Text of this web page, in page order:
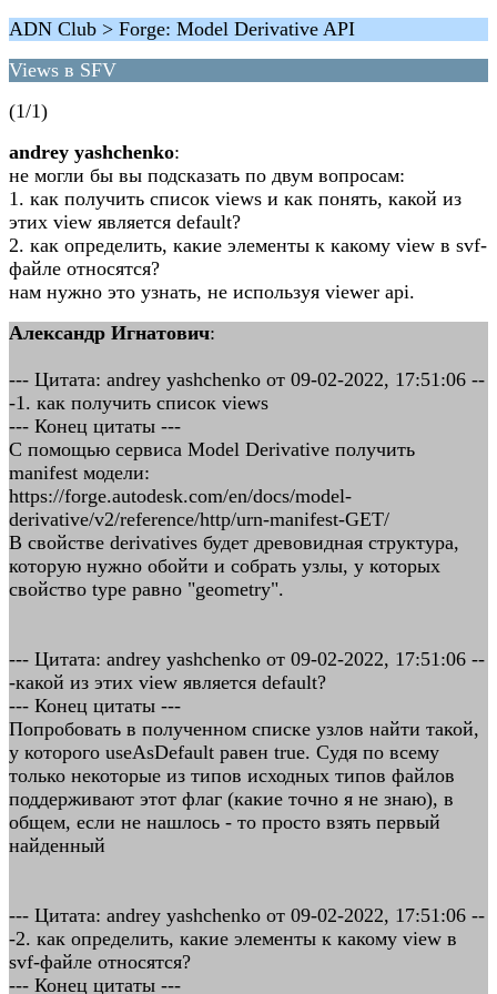
ADN Club > Forge: Model Derivative API
Views в SFV
(1/1)
andrey yashchenko:
не могли бы вы подсказать по двум вопросам:
1. как получить список views и как понять, какой из
этих view является default?
2. как определить, какие элементы к какому view в svf-
файле относятся?
нам нужно это узнать, не используя viewer api.
Александр Игнатович:
--- Цитата: andrey yashchenko от 09-02-2022, 17:51:06 --
-1. как получить список views
--- Конец цитаты ---
С помощью сервиса Model Derivative получить
manifest модели:
https://forge.autodesk.com/en/docs/model-
derivative/v2/reference/http/urn-manifest-GET/
В свойстве derivatives будет древовидная структура,
которую нужно обойти и собрать узлы, у которых
свойство type равно "geometry".
--- Цитата: andrey yashchenko от 09-02-2022, 17:51:06 --
-какой из этих view является default?
--- Конец цитаты ---
Попробовать в полученном списке узлов найти такой,
у которого useAsDefault равен true. Судя по всему
только некоторые из типов исходных типов файлов
поддерживают этот флаг (какие точно я не знаю), в
общем, если не нашлось - то просто взять первый
найденный
--- Цитата: andrey yashchenko от 09-02-2022, 17:51:06 --
-2. как определить, какие элементы к какому view в
svf-файле относятся?
--- Конец цитаты ---